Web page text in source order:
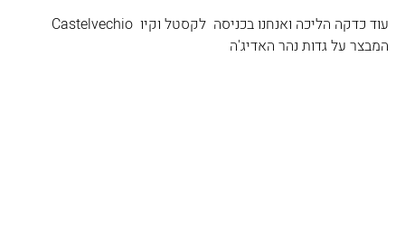
המבצר על גדות נהר האדיג'ה